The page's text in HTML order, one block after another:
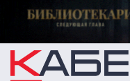
Перейти к основному